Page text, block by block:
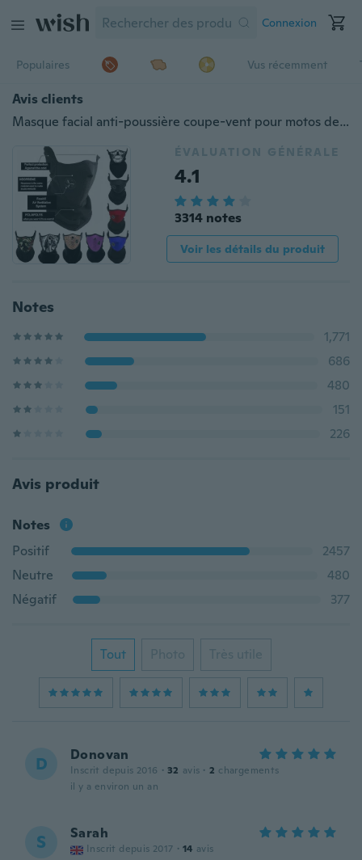
Connexion
Populaires Vus récemment
Avis clients
Masque facial anti-poussière coupe-vent pour motos de ski unisexe 12 couleurs pour l'hiver.
ÉVALUATION GÉNÉRALE
4.1
3314 notes
Voir les détails du produit
Notes
1,771
686
480
151
226
Avis produit
Notes
Positif
2457
Neutre
480
Négatif
377
Tout Photo Très utile
D Donovan
Inscrit depuis 2016 · 32 avis · 2 chargements
il y a environ un an
S Sarah
Inscrit depuis 2017 · 14 avis